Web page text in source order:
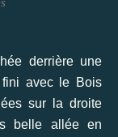
derrière une
avec le Bois
sur la droite
belle allée en